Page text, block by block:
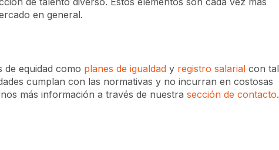
en general.
de equidad como planes de igualdad y registro salarial con tal
cumplan con las normativas y no incurran en costosas
más información a través de nuestra sección de contacto.